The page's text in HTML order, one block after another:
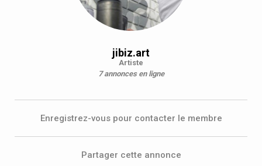
jibiz.art
Artiste
7 annonces en ligne
Enregistrez-vous pour contacter le membre
Partager cette annonce